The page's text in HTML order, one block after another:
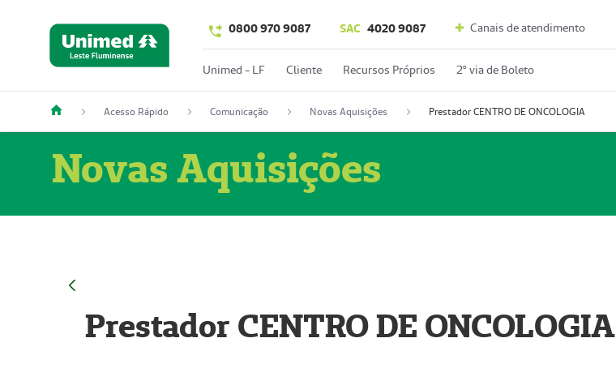
0800 970 9087 SAC 4020 9087 Canais de atendimento
Unimed - LF Cliente Recursos Próprios 2º via de Boleto
Acesso Rápido Comunicação Novas Aquisições Prestador CENTRO DE ONCOLOGIA
Novas Aquisições
Prestador CENTRO DE ONCOLOGIA